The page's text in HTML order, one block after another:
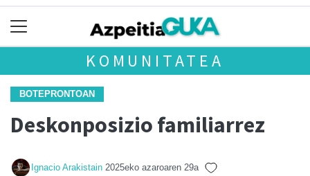
KOMUNITATEA
BOTEPRONTOAN
Deskonposizio familiarrez
Ignacio Arakistain 2025eko azaroaren 29a